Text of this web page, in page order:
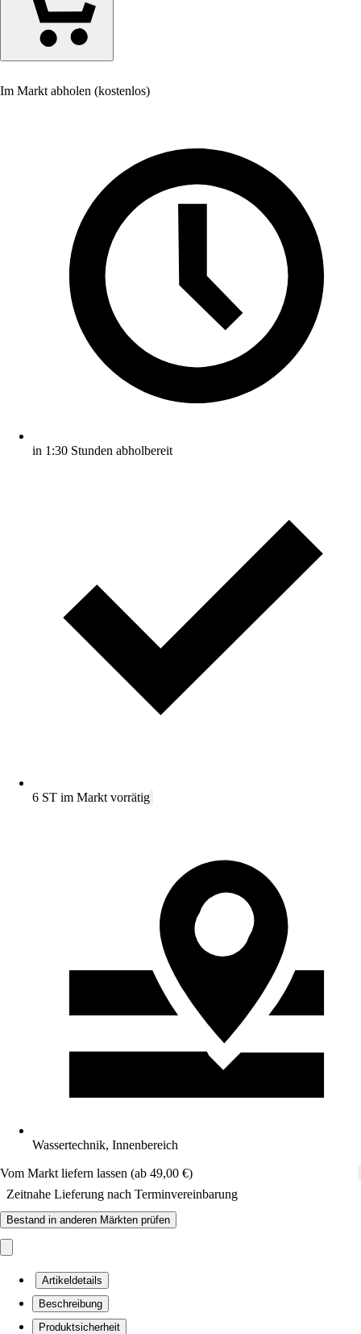
Im Markt abholen (kostenlos)
in 1:30 Stunden abholbereit
6 ST im Markt vorrätig
Wassertechnik, Innenbereich
Vom Markt liefern lassen (ab 49,00 €)
Zeitnahe Lieferung nach Terminvereinbarung
Bestand in anderen Märkten prüfen
Artikeldetails
Beschreibung
Produktsicherheit